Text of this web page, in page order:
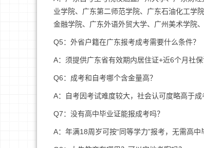
业学院、广东第二师范学院、广东石油化工学
金融学院、广东外语外贸大学、广州美术学院
Q5：外省户籍在广东报考成考需要什么条件？
A：须提供广东省有效期内居住证+近6个月社
Q6：成考和自考哪个含金量高？
A：自考因考试难度较大，社会认可度略高于
Q7：没有高中毕业证能报成考吗？
A：年满18周岁可按“同等学力”报考，无需高